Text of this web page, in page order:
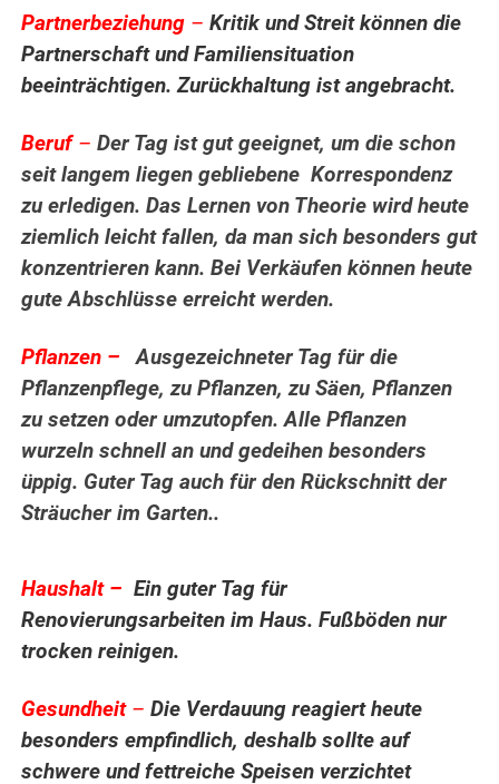
Partnerbeziehung –Kritik und Streit können die
Partnerschaft und Familiensituation
beeinträchtigen. Zurückhaltung ist angebracht.
Beruf–Der Tag ist gut geeignet, um die schon
seit langem liegen gebliebene Korrespondenz
zu erledigen. Das Lernen von Theorie wird heute
ziemlich leicht fallen, da man sich besonders gut
konzentrieren kann. Bei Verkäufen können heute
gute Abschlüsse erreicht werden.
Pflanzen –
Ausgezeichneter Tag für die
Pflanzenpflege, zu Pflanzen, zu Säen, Pflanzen
zu setzen oder umzutopfen. Alle Pflanzen
wurzeln schnell an und gedeihen besonders
üppig. Guter Tag auch für den Rückschnitt der
Sträucher im Garten..
Haushalt –Ein guter Tag für
Renovierungsarbeiten im Haus. Fußböden nur
trocken reinigen.
Gesundheit –Die Verdauung reagiert heute
besonders empfindlich, deshalb sollte auf
schwere und fettreiche Speisen verzichtet